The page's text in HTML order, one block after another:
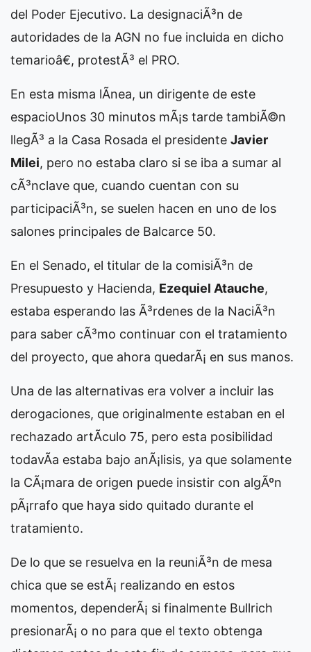
del Poder Ejecutivo. La designaciÃ³n de
autoridades de la AGN no fue incluida en dicho
temarioâ€, protestÃ³ el PRO.
En esta misma lÃ­nea, un dirigente de este
espacioUnos 30 minutos mÃ¡s tarde tambiÃ©n
llegÃ³ a la Casa Rosada el presidente Javier
Milei, pero no estaba claro si se iba a sumar al
cÃ³nclave que, cuando cuentan con su
participaciÃ³n, se suelen hacen en uno de los
salones principales de Balcarce 50.
En el Senado, el titular de la comisiÃ³n de
Presupuesto y Hacienda, Ezequiel Atauche,
estaba esperando las Ã³rdenes de la NaciÃ³n
para saber cÃ³mo continuar con el tratamiento
del proyecto, que ahora quedarÃ¡ en sus manos.
Una de las alternativas era volver a incluir las
derogaciones, que originalmente estaban en el
rechazado artÃ­culo 75, pero esta posibilidad
todavÃ­a estaba bajo anÃ¡lisis, ya que solamente
la CÃ¡mara de origen puede insistir con algÃºn
pÃ¡rrafo que haya sido quitado durante el
tratamiento.
De lo que se resuelva en la reuniÃ³n de mesa
chica que se estÃ¡ realizando en estos
momentos, dependerÃ¡ si finalmente Bullrich
presionarÃ¡ o no para que el texto obtenga